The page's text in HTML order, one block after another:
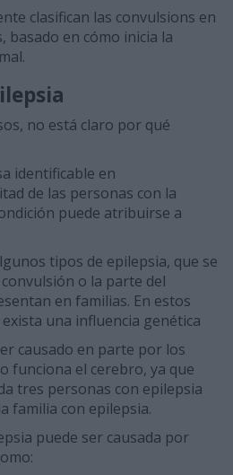
clasifican las convulsions en
basado en cómo inicia la
no está claro por qué
identificable en
de las personas con la
puede atribuirse a
tipos de epilepsia, que se
o la parte del
en familias. En estos
una influencia genética
causado en parte por los
funciona el cerebro, ya que
tres personas con epilepsia
familia con epilepsia.
puede ser causada por